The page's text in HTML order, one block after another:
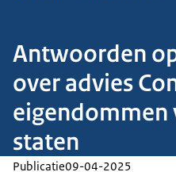
Antwoorden
over advies
eigendommen
staten
Publicatie09-04-2025